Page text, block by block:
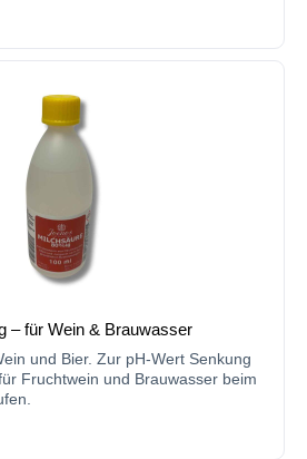
– für Wein & Brauwasser
und Bier. Zur pH-Wert Senkung
Fruchtwein und Brauwasser beim